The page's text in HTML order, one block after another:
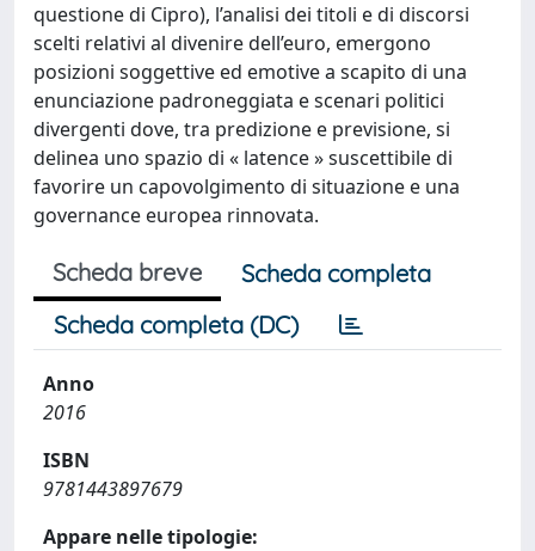
questione di Cipro), l’analisi dei titoli e di discorsi
scelti relativi al divenire dell’euro, emergono
posizioni soggettive ed emotive a scapito di una
enunciazione padroneggiata e scenari politici
divergenti dove, tra predizione e previsione, si
delinea uno spazio di « latence » suscettibile di
favorire un capovolgimento di situazione e una
governance europea rinnovata.
Scheda breve
Scheda completa
Scheda completa (DC)
Anno
2016
ISBN
9781443897679
Appare nelle tipologie: